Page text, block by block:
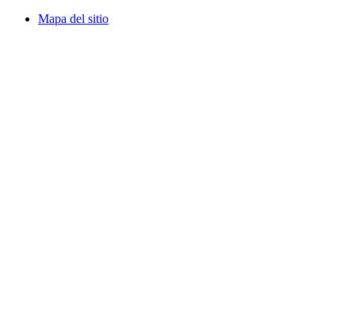
Mapa del sitio